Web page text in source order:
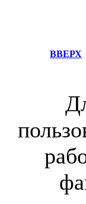
ВВЕРХ